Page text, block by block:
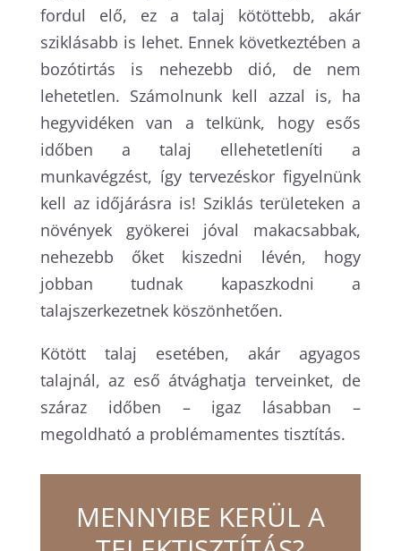
fordul elő, ez a talaj kötöttebb, akár
sziklásabb is lehet. Ennek következtében a
bozótirtás is nehezebb dió, de nem
lehetetlen. Számolnunk kell azzal is, ha
hegyvidéken van a telkünk, hogy esős
időben a talaj ellehetetleníti a
munkavégzést, így tervezéskor figyelnünk
kell az időjárásra is! Sziklás területeken a
növények gyökerei jóval makacsabbak,
nehezebb őket kiszedni lévén, hogy
jobban tudnak kapaszkodni a
talajszerkezetnek köszönhetően.
Kötött talaj esetében, akár agyagos
talajnál, az eső átvághatja terveinket, de
száraz időben – igaz lásabban –
megoldható a problémamentes tisztítás.
MENNYIBE KERÜL A